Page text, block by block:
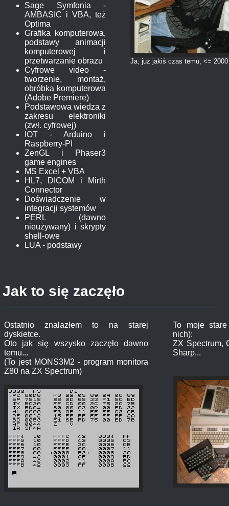
Sage Symfonia -
AMBASIC i VBA, też
Optima
Grafika komputerowa,
podstawy animacji
komputerowej i
przetwarzanie obrazu
Cyfrowe video -
tworzenie, montaż,
obróbka komputerowa
(Adobe Premiere)
Podstawowa wiedza z
zakresu elektroniki
(zwł. cyfrowej)
IOT - Arduino i
Raspberry-PI
ZenGL i Phaser3
game engines
MS Excel + VBA
HL7, DICOM i Mirth
Connector
Doświadczenie w
integracji systemów
PERL (dawno
nieużywany) i skrypty
shell-owe
LUA - podstawy
Ja, już jakiś czas temu, <=
Jak to się zaczęło
Ostatnio znalazłem to na starej
dyskietce.
Oto jak się wszysko zaczęło dawno
temu...
(To jest MONS3M2 - program monitora
Z80 na ZX Spectrum)
To moje
nich):
ZX Spectrum,
Sharp...